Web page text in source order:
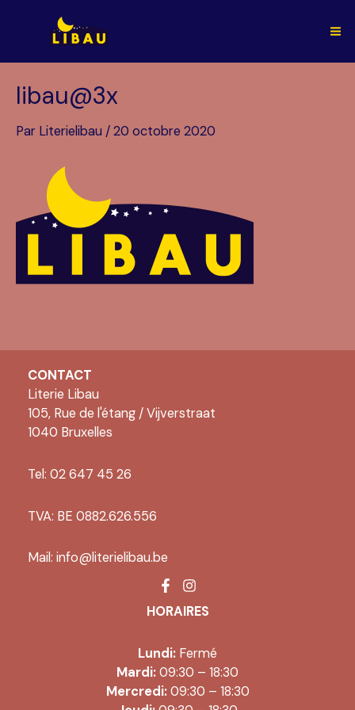
libau@3x
Par Literielibau /20 octobre 2020
CONTACT
Literie Libau
105, Rue de l'étang / Vijverstraat
1040 Bruxelles
Tel: 02 647 45 26
TVA: BE 0882.626.556
Mail: info@literielibau.be
HORAIRES
Lundi: Fermé
Mardi:09:30 – 18:30
Mercredi: 09:30 – 18:30